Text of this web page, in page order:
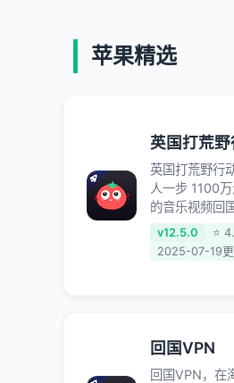
苹果精选
英国打荒
英国打荒野行
人一步 1100
的音乐视频回
iOS Windows
持多种加速场
v12.5.0
⭐
2025-07-19
回国VPN
回国VPN，在